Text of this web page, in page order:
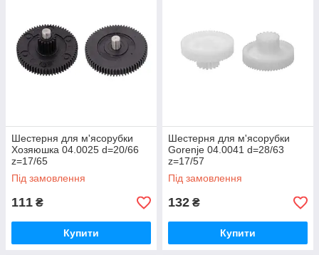
Шестерня для м'ясорубки
Хозяюшка 04.0025 d=20/66
z=17/65
Під замовлення
111 ₴
Купити
Шестерня для м'ясорубки
Gorenje 04.0041 d=28/63
z=17/57
Під замовлення
132 ₴
Купити